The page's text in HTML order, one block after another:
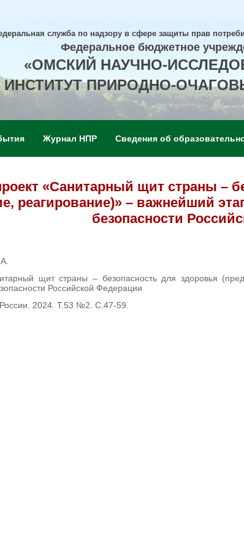
служба по надзору в сфере защиты прав
Федеральное бюджетное
«ОМСКИЙ НАУЧНО-
ИНСТИТУТ ПРИРОДНО-
Журнал НПР Сведения об
«Санитарный щит страны –
реагирование)» – важнейший
безопасности
щит страны – безопасность для здоровья
Российской Федерации
2024. Т.53 №2. С.47-59.